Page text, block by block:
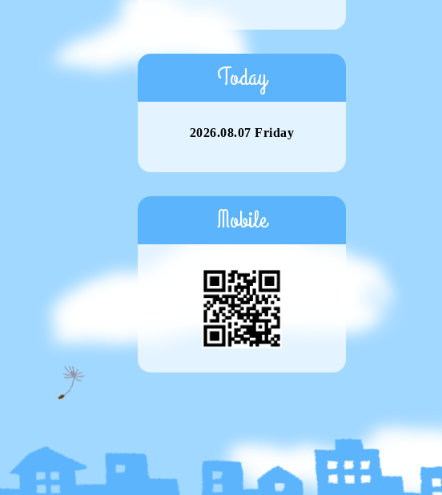
Today
2026.08.07 Friday
Mobile